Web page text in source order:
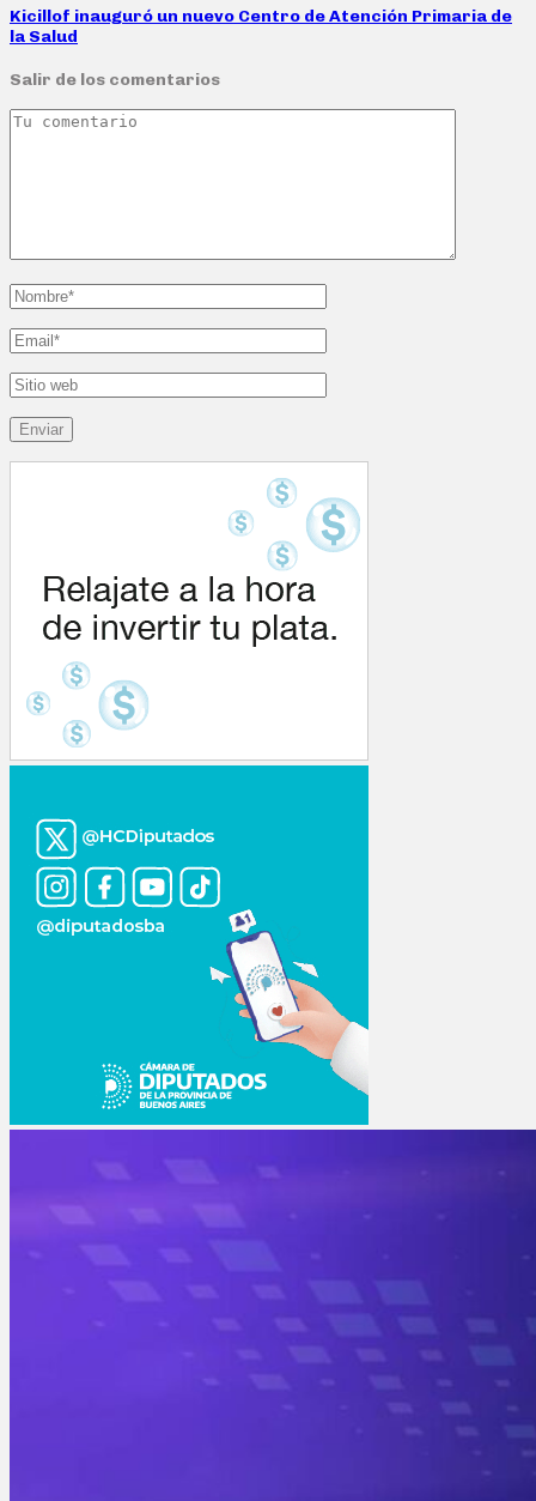
Kicillof inauguró un nuevo Centro de Atención Primaria de
la Salud
Salir de los comentarios